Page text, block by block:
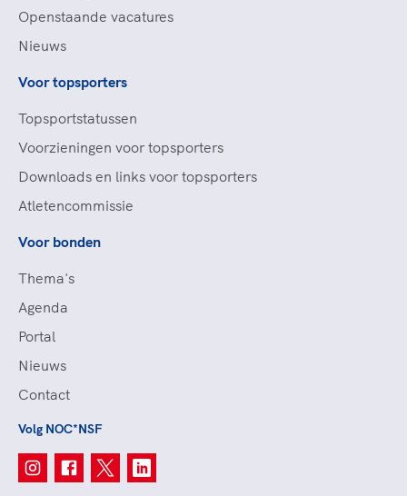
Openstaande vacatures
Nieuws
Voor topsporters
Topsportstatussen
Voorzieningen voor topsporters
Downloads en links voor topsporters
Atletencommissie
Voor bonden
Thema's
Agenda
Portal
Nieuws
Contact
Volg NOC*NSF